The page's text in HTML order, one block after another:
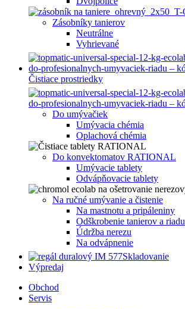
Zásobníky tanierov
Neutrálne
Vyhrievané
Čistiace prostriedky
Do umývačiek
Umývacia chémia
Oplachová chémia
Do konvektomatov RATIONAL
Umývacie tablety
Odvápňovacie tablety
Na ručné umývanie a čistenie
Na mastnotu a pripáleniny
Odškrobenie tanierov a riadu
Údržba nerezu
Na odvápnenie
Skladovanie
Výpredaj
Obchod
Servis